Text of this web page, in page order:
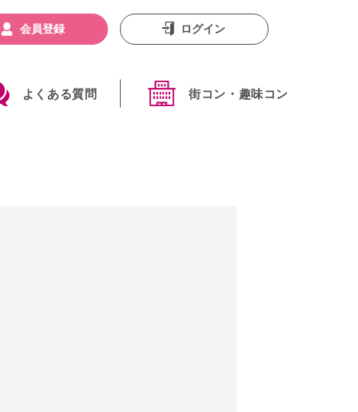
よくある質問 街コン・趣味コン
会員登録 ログイン